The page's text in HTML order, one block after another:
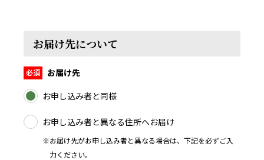
お届け先について
お届け先
お申し込み者と同様
お申し込み者と異なる住所へお届け
※お届け先がお申し込み者と異なる場合は、下記を必ずご入
力ください。